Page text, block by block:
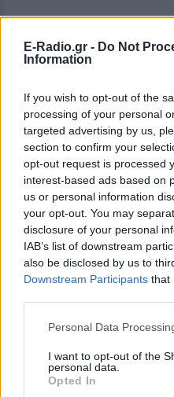
E-Radio.gr - Do Not
Information
If you wish to opt-out of the
processing of your personal
targeted advertising by us,
section to confirm your
opt-out request is processed
interest-based ads based on
us or personal information
your opt-out. You may
disclosure of your personal
IAB’s list of downstream
also be disclosed by us to
Downstream Participants that
Personal Data
I want to opt-out of the
personal data.
Opted In
ΔΕΙΤΕ ΕΠΙΣΗΣ
ΣΤΗΝ ΙΔΙΑ